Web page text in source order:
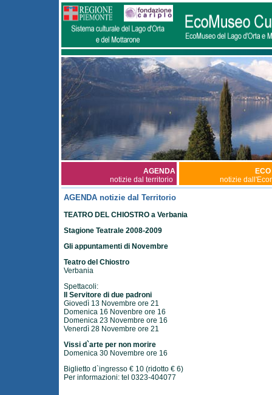
AGENDA
notizie dal territorio
notizie
AGENDA notizie dal Territorio
TEATRO DEL CHIOSTRO a Verbania
Stagione Teatrale 2008-2009
Gli appuntamenti di Novembre
Teatro del Chiostro
Verbania
Spettacoli:
Il Servitore di due padroni
Giovedì 13 Novembre ore 21
Domenica 16 Novenbre ore 16
Domenica 23 Novembre ore 16
Venerdì 28 Novembre ore 21
Vissi d`arte per non morire
Domenica 30 Novembre ore 16
Biglietto d`ingresso € 10 (ridotto € 6)
Per informazioni: tel 0323-404077